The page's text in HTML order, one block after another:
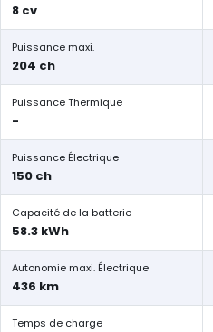
8 cv
Puissance maxi.
204 ch
Puissance Thermique
-
Puissance Électrique
150 ch
Capacité de la batterie
58.3 kWh
Autonomie maxi. Électrique
436 km
Temps de charge